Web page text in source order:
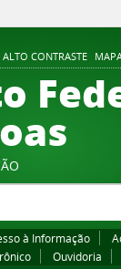
ALTO CONTRASTE
à Informação
Ouvidoria